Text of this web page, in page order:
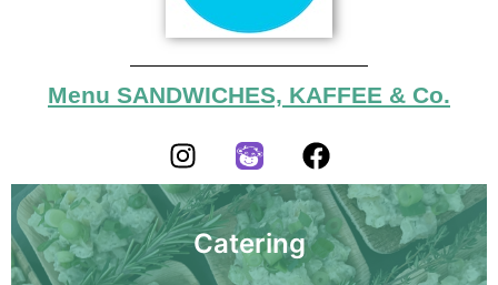
Menu SANDWICHES, KAFFEE & Co.
Catering